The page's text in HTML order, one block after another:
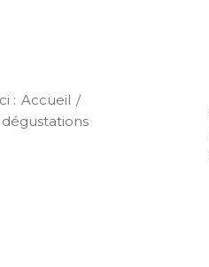
: Accueil /